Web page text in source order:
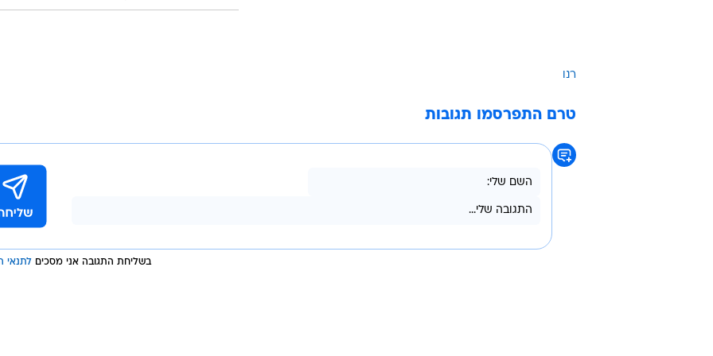
רנו
טרם התפרסמו תגובות
בשליחת התגובה אני מסכים לתנאי